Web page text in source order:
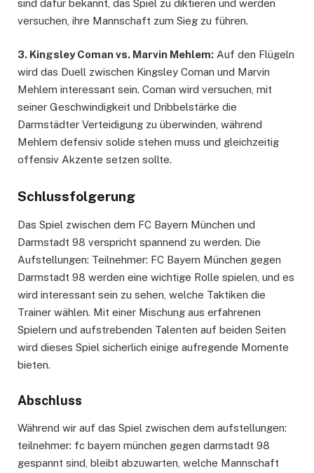
sind dafür bekannt, das Spiel zu diktieren und werden
versuchen, ihre Mannschaft zum Sieg zu führen.
3. Kingsley Coman vs. Marvin Mehlem: Auf den Flügeln
wird das Duell zwischen Kingsley Coman und Marvin
Mehlem interessant sein. Coman wird versuchen, mit
seiner Geschwindigkeit und Dribbelstärke die
Darmstädter Verteidigung zu überwinden, während
Mehlem defensiv solide stehen muss und gleichzeitig
offensiv Akzente setzen sollte.
Schlussfolgerung
Das Spiel zwischen dem FC Bayern München und
Darmstadt 98 verspricht spannend zu werden. Die
Aufstellungen: Teilnehmer: FC Bayern München gegen
Darmstadt 98 werden eine wichtige Rolle spielen, und es
wird interessant sein zu sehen, welche Taktiken die
Trainer wählen. Mit einer Mischung aus erfahrenen
Spielern und aufstrebenden Talenten auf beiden Seiten
wird dieses Spiel sicherlich einige aufregende Momente
bieten.
Abschluss
Während wir auf das Spiel zwischen dem aufstellungen:
teilnehmer: fc bayern münchen gegen darmstadt 98
gespannt sind, bleibt abzuwarten, welche Mannschaft